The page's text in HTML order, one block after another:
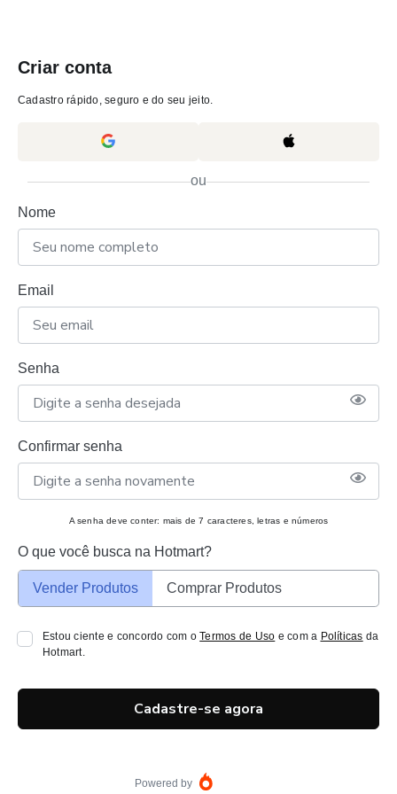
Criar conta
Cadastro rápido, seguro e do seu jeito.
ou
Nome
Email
Senha
Confirmar senha
A senha deve conter: mais de 7 caracteres, letras e números
O que você busca na Hotmart?
Vender Produtos Comprar Produtos
Estou ciente e concordo com oTermos de Uso e com a Políticas da
Hotmart.
Cadastre-se agora
Powered by